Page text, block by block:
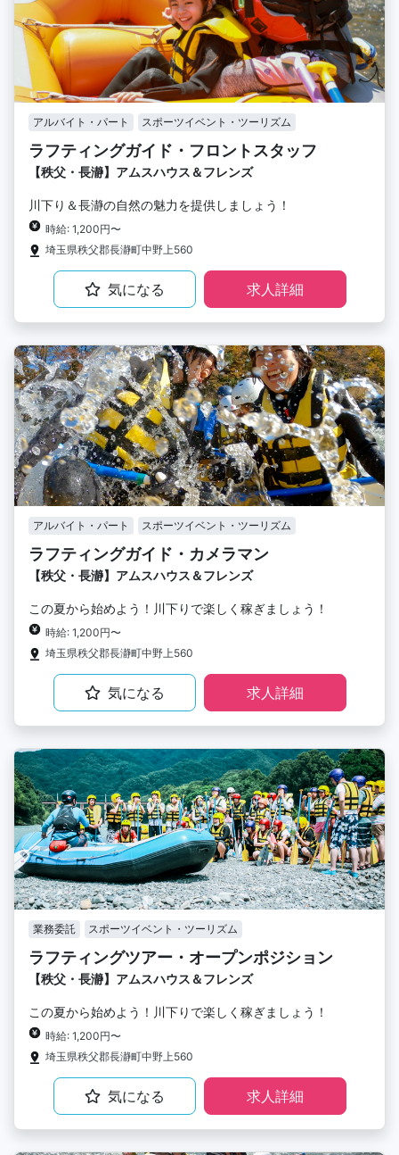
アルバイト・パート スポーツイベント・ツーリズム
ラフティングガイド・フロントスタッフ
【秩父・長瀞】アムスハウス＆フレンズ
川下り＆長瀞の自然の魅力を提供しましょう！
時給: 1,200円〜
埼玉県秩父郡長瀞町中野上560
気になる 求人詳細
アルバイト・パート スポーツイベント・ツーリズム
ラフティングガイド・カメラマン
【秩父・長瀞】アムスハウス＆フレンズ
この夏から始めよう！川下りで楽しく稼ぎましょう！
時給: 1,200円〜
埼玉県秩父郡長瀞町中野上560
気になる 求人詳細
業務委託 スポーツイベント・ツーリズム
ラフティングツアー・オープンポジション
【秩父・長瀞】アムスハウス＆フレンズ
この夏から始めよう！川下りで楽しく稼ぎましょう！
時給: 1,200円〜
埼玉県秩父郡長瀞町中野上560
気になる 求人詳細